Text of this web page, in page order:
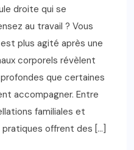
droite qui se
au travail ? Vous
plus agité après une
corporels révèlent
que certaines
accompagner. Entre
familiales et
offrent des […]